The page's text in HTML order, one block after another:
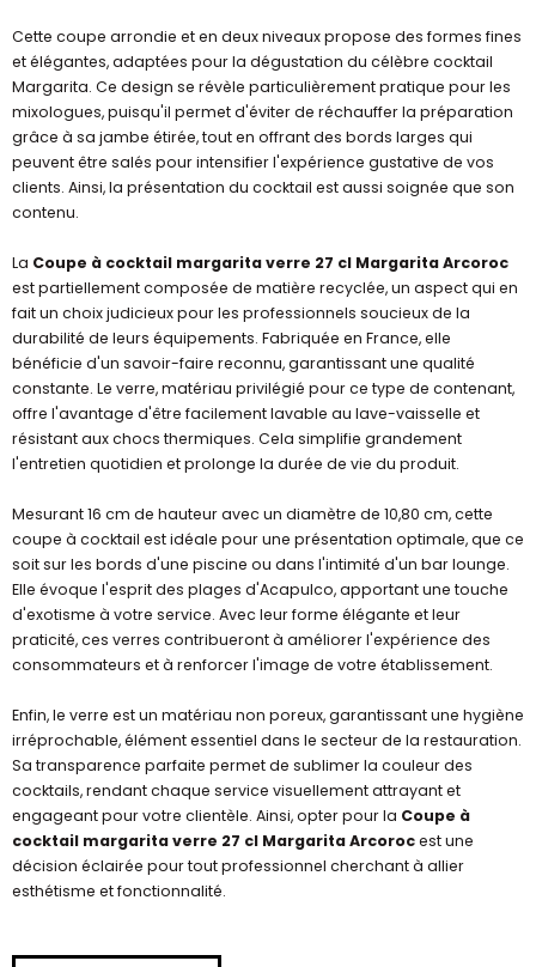
Cette coupe arrondie et en deux niveaux propose des formes fines
et élégantes, adaptées pour la dégustation du célèbre cocktail
Margarita. Ce design se révèle particulièrement pratique pour les
mixologues, puisqu'il permet d'éviter de réchauffer la préparation
grâce à sa jambe étirée, tout en offrant des bords larges qui
peuvent être salés pour intensifier l'expérience gustative de vos
clients. Ainsi, la présentation du cocktail est aussi soignée que son
contenu.
La Coupe à cocktail margarita verre 27 cl Margarita Arcoroc
est partiellement composée de matière recyclée, un aspect qui en
fait un choix judicieux pour les professionnels soucieux de la
durabilité de leurs équipements. Fabriquée en France, elle
bénéficie d'un savoir-faire reconnu, garantissant une qualité
constante. Le verre, matériau privilégié pour ce type de contenant,
offre l'avantage d'être facilement lavable au lave-vaisselle et
résistant aux chocs thermiques. Cela simplifie grandement
l'entretien quotidien et prolonge la durée de vie du produit.
Mesurant 16 cm de hauteur avec un diamètre de 10,80 cm, cette
coupe à cocktail est idéale pour une présentation optimale, que ce
soit sur les bords d'une piscine ou dans l'intimité d'un bar lounge.
Elle évoque l'esprit des plages d'Acapulco, apportant une touche
d'exotisme à votre service. Avec leur forme élégante et leur
praticité, ces verres contribueront à améliorer l'expérience des
consommateurs et à renforcer l'image de votre établissement.
Enfin, le verre est un matériau non poreux, garantissant une hygiène
irréprochable, élément essentiel dans le secteur de la restauration.
Sa transparence parfaite permet de sublimer la couleur des
cocktails, rendant chaque service visuellement attrayant et
engageant pour votre clientèle. Ainsi, opter pour la Coupe à
cocktail margarita verre 27 cl Margarita Arcorocest une
décision éclairée pour tout professionnel cherchant à allier
esthétisme et fonctionnalité.